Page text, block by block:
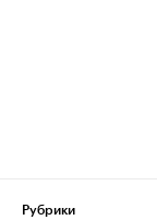
Рубрики